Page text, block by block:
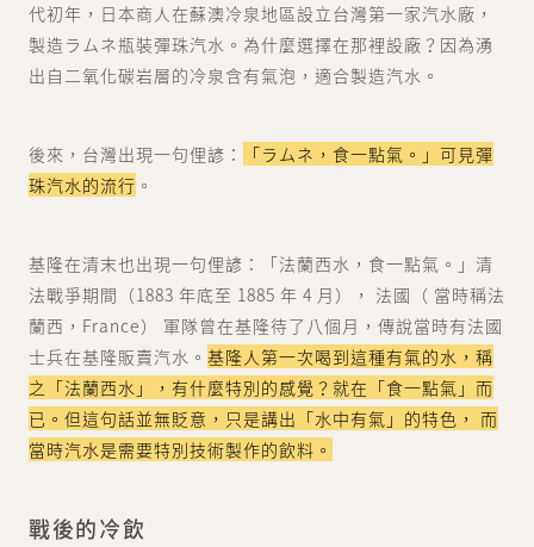
代初年，日本商人在蘇澳冷泉地區設立台灣第一家汽水廠，
製造ラムネ瓶裝彈珠汽水。為什麼選擇在那裡設廠？因為湧
出自二氧化碳岩層的冷泉含有氣泡，適合製造汽水。
後來，台灣出現一句俚諺：
「ラムネ，食一點氣。」可見彈
珠汽水的流行 。
基隆在清末也出現一句俚諺：「法蘭西水，食一點氣。」清
法戰爭期間（1883 年底至 1885 年 4 月）， 法國（ 當時稱法
蘭西，France） 軍隊曾在基隆待了八個月，傳說當時有法國
士兵在基隆販賣汽水。 基隆人第一次喝到這種有氣的水，稱
之「法蘭西水」，有什麼特別的感覺？就在「食一點氣」而
已。但這句話並無貶意，只是講出「水中有氣」的特色， 而
當時汽水是需要特別技術製作的飲料。
戰後的冷飲